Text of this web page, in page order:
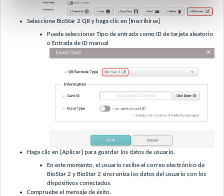
Seleccione BioStar 2 QR y haga clic en [Inscribirse]
Puede seleccionar Tipo de entrada como ID de tarjeta aleatorio
o Entrada de ID manual
Haga clic en [Aplicar] para guardar los datos de usuario.
En este momento, el usuario recibe el correo electrónico de
BioStar 2 y BioStar 2 sincroniza los datos del usuario con los
dispositivos conectados.
Compruebe el mensaje de éxito.